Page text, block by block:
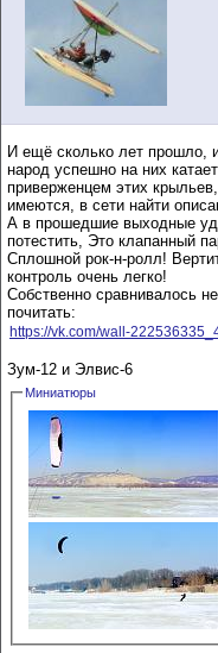
И ещё сколько лет прошло,
народ успешно на них
приверженцем этих
имеются, в сети найти
А в прошедшие выходные
потестить, Это клапанный
Сплошной рок-н-ролл!
контроль очень легко!
Собственно сравнивалось
почитать:
https://vk.com/wall-
Зум-12 и Элвис-6
Миниатюры